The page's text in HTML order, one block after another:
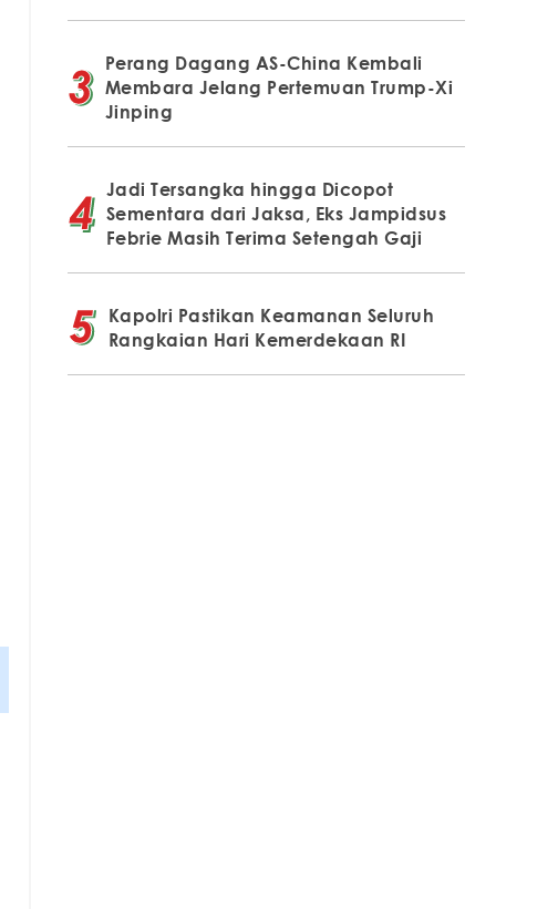
Perang Dagang AS-China Kembali
Membara Jelang Pertemuan Trump-Xi
Jinping
Jadi Tersangka hingga Dicopot
Sementara dari Jaksa, Eks Jampidsus
Febrie Masih Terima Setengah Gaji
Kapolri Pastikan Keamanan Seluruh
Rangkaian Hari Kemerdekaan RI